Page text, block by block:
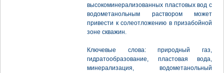
высокоминерализованных пластовых вод с
водометанольным раствором может
привести к солеотложению в призабойной
зоне скважин.
Ключевые слова: природный газ,
гидратообразование, пластовая вода,
минерализация, водометанольный